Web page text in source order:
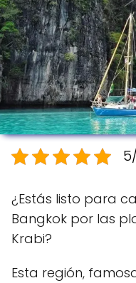
¿Estás listo para
Bangkok por las
Krabi?
Esta región,